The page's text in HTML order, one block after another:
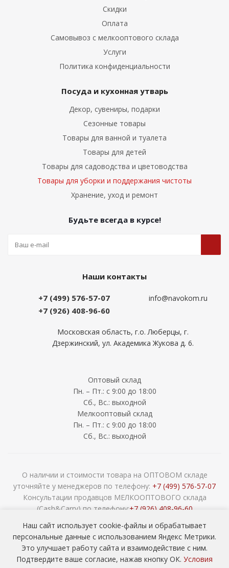
Скидки
Оплата
Самовывоз с мелкооптового склада
Услуги
Политика конфиденциальности
Посуда и кухонная утварь
Декор, сувениры, подарки
Сезонные товары
Товары для ванной и туалета
Товары для детей
Товары для садоводства и цветоводства
Товары для уборки и поддержания чистоты
Хранение, уход и ремонт
Будьте всегда в курсе!
Наши контакты
+7 (499) 576-57-07
+7 (926) 408-96-60
info@navokom.ru
Московская область, г.о. Люберцы, г.
Дзержинский, ул. Академика Жукова д. 6.
Оптовый склад
Пн. – Пт.: с 9:00 до 18:00
Сб., Вс.: выходной
Мелкооптовый склад
Пн. – Пт.: с 9:00 до 18:00
Сб., Вс.: выходной
О наличии и стоимости товара на ОПТОВОМ складе
уточняйте у менеджеров по телефону: +7 (499) 576-57-07
Консультации продавцов МЕЛКООПТОВОГО склада
(Cash&Carry) по телефону:+7 (926) 408-96-60
сада ОПТОМ
Наш сайт использует cookie-файлы и обрабатывает
персональные данные с использованием Яндекс Метрики.
Это улучшает работу сайта и взаимодействие с ним.
Подтвердите ваше согласие, нажав кнопку ОК. Условия